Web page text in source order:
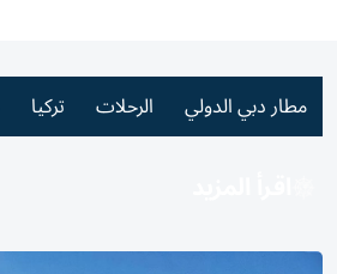
مطار دبي الدولي الرحلات تركيا